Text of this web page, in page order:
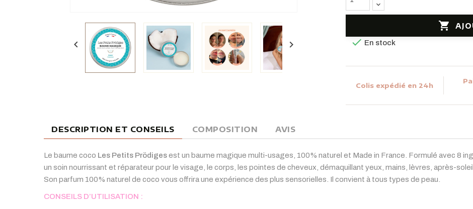
 

 En stock
Colis expédié en 24h
DESCRIPTION ET CONSEILS COMPOSITION AVIS
Le baume coco Les Petits Prödigesest un baume magique multi-usages, 100% naturel et Made in France. Formulé avec 8
un soin nourrissant et réparateur pour le visage, le corps, les pointes de cheveux, démaquillant yeux, mains, lèvres, après-
Son parfum 100% naturel de coco vous offrira une expérience des plus sensorielles. Il convient à tous types de peau.
CONSEILS D’UTILISATION :